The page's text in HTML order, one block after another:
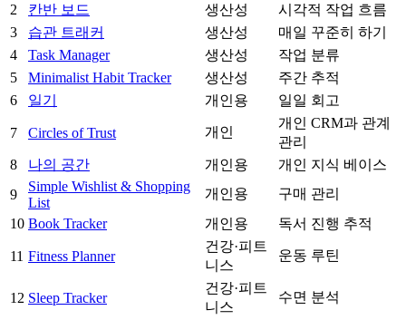
2
칸반 보드 생산성
시각적 작업 흐름
3
습관 트래커 생산성
매일 꾸준히 하기
4
Task Manager 생산성
작업 분류
5
Minimalist Habit Tracker 생산성
주간 추적
6
일기 개인용 일일 회고
7 Circles of Trust 개인
개인 CRM과 관계
관리
8
나의 공간 개인용
개인 지식 베이스
9
Simple Wishlist & Shopping
List
개인용
구매 관리
10 Book Tracker 개인용 독서 진행 추적
11 Fitness Planner
건강·피트
니스
운동 루틴
12 Sleep Tracker
건강·피트
니스
수면 분석